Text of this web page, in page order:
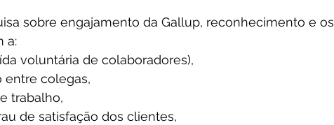
sobre engajamento da Gallup, reconhecimento e os
a:
voluntária de colaboradores),
entre colegas,
trabalho,
de satisfação dos clientes,